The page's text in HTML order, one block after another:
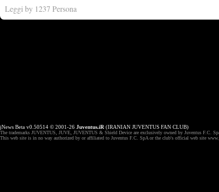
Leggi by 1237 Persona
jNews Beta v0.50514 © 2001-26 Juventus.iR (IRANIAN JUVENTUS FAN CLUB)
The trademarks JUVENTUS, JUVE, JUVENTUS & Shield Device are exclusively owned by Juventus F.C.
This web site is in no way authorized by or affiliated to Juventus F.C. SpA or the club's official web site